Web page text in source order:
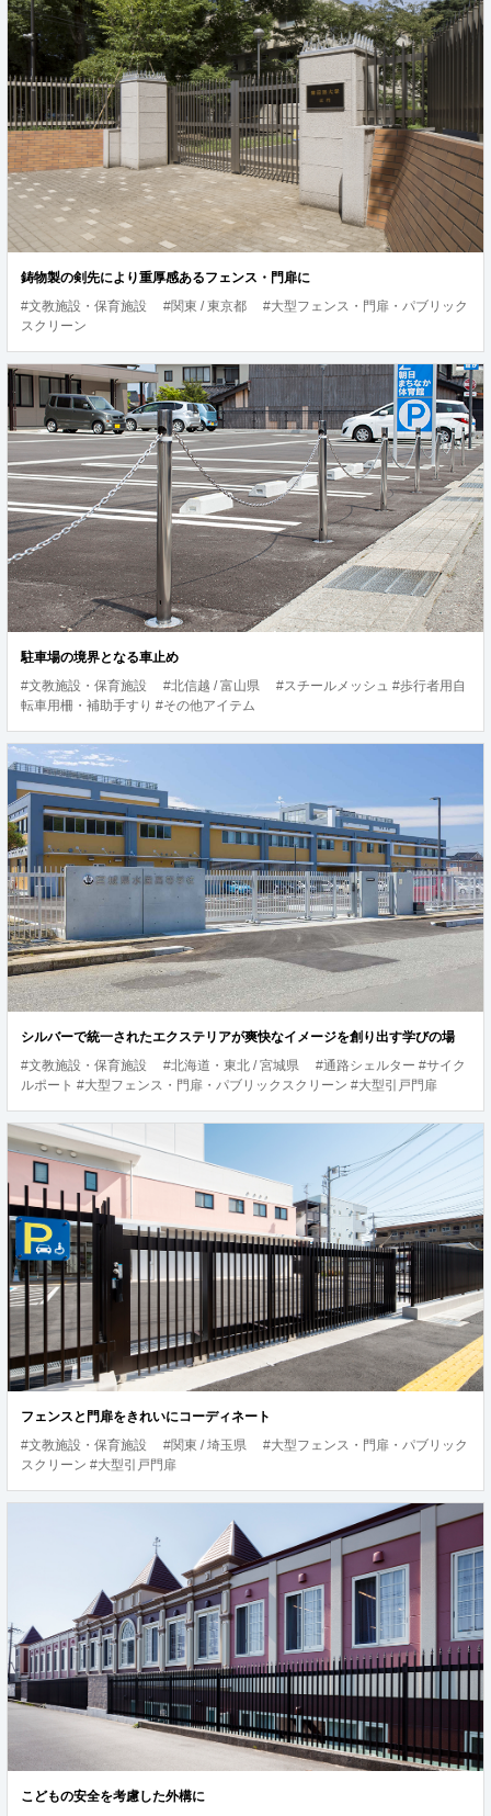
鋳物製の剣先により重厚感あるフェンス・門扉に
#文教施設・保育施設
#関東 / 東京都
#大型フェンス・門扉・パブリック
スクリーン
駐車場の境界となる車止め
#文教施設・保育施設
#北信越 / 富山県
#スチールメッシュ #歩行者用自
転車用柵・補助手すり #その他アイテム
シルバーで統一されたエクステリアが爽快なイメージを創り出す学びの場
#文教施設・保育施設
#北海道・東北 / 宮城県
#通路シェルター #サイク
ルポート #大型フェンス・門扉・パブリックスクリーン #大型引戸門扉
フェンスと門扉をきれいにコーディネート
#文教施設・保育施設
#関東 / 埼玉県
#大型フェンス・門扉・パブリック
スクリーン #大型引戸門扉
こどもの安全を考慮した外構に